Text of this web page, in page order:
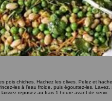
pois chiches. Hachez les olives. Pelez et
les à l’eau froide, puis égouttez-les.
reposez au frais 1 heure avant de servir.